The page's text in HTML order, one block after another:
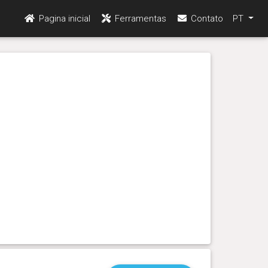
Pagina inicial Ferramentas Contato PT